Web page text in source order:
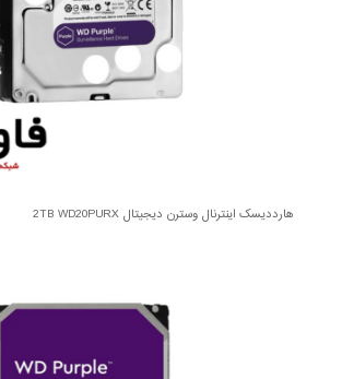
هارددیسک اینترنال وسترن دیجیتال 2TB WD20PURX